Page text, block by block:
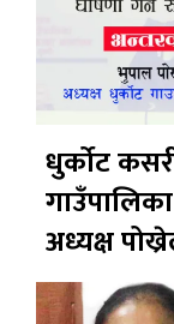
धुर्कोट
अध्यक्ष